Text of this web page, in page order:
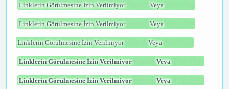
Linklerin Görülmesine İzin Verilmiyor Veya
Linklerin Görülmesine İzin Verilmiyor Veya
Linklerin Görülmesine İzin Verilmiyor Veya
Linklerin Görülmesine İzin Verilmiyor Veya
Linklerin Görülmesine İzin Verilmiyor Veya